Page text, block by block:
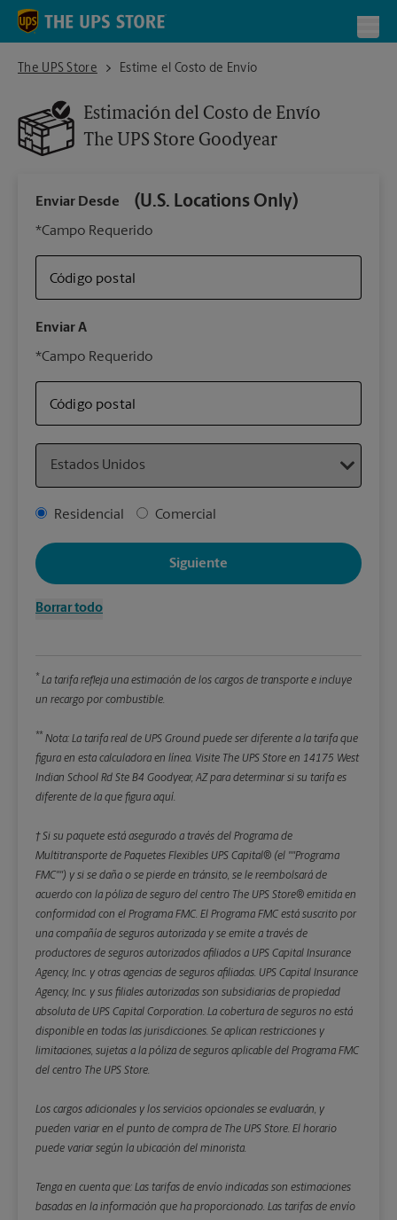
Skip to content
Return to Nav
The UPS Store
The UPS Store GoodyearEstime el Costo de Envío
Estimación del Costo de Envío
The UPS Store Goodyear
Enviar Desde (U.S. Locations Only)
*Campo Requerido
Código postal
Enviar A
*Campo Requerido
Código postal
Address Type
Residencial Comercial
Borrar todo
Siguiente
* La tarifa refleja una estimación de los cargos de transporte e incluye
un recargo por combustible.
** Nota: La tarifa real de UPS Ground puede ser diferente a la tarifa que
figura en esta calculadora en línea. Visite The UPS Store en 14175 West
Indian School Rd Ste B4 Goodyear, AZ para determinar si su tarifa es
diferente de la que figura aquí.
† Si su paquete está asegurado a través del Programa de
Multitransporte de Paquetes Flexibles UPS Capital® (el ""Programa
FMC"") y si se daña o se pierde en tránsito, se le reembolsará de
acuerdo con la póliza de seguro del centro The UPS Store® emitida en
conformidad con el Programa FMC. El Programa FMC está suscrito por
una compañía de seguros autorizada y se emite a través de
productores de seguros autorizados afiliados a UPS Capital Insurance
Agency, Inc. y otras agencias de seguros afiliadas. UPS Capital Insurance
Agency, Inc. y sus filiales autorizadas son subsidiarias de propiedad
absoluta de UPS Capital Corporation. La cobertura de seguros no está
disponible en todas las jurisdicciones. Se aplican restricciones y
limitaciones, sujetas a la póliza de seguros aplicable del Programa FMC
del centro The UPS Store.
Los cargos adicionales y los servicios opcionales se evaluarán, y
pueden variar en el punto de compra de The UPS Store. El horario
puede variar según la ubicación del minorista.
Tenga en cuenta que: Las tarifas de envío indicadas son estimaciones
basadas en la información que ha proporcionado. Las tarifas de envío